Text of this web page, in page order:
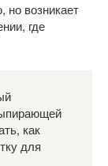
но возникает
где
как
для